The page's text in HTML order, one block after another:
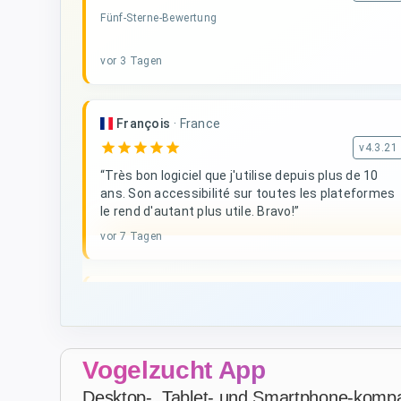
Fünf-Sterne-Bewertung
vor 3 Tagen
François · France
star star star star star v4.3.21
“Très bon logiciel que j'utilise depuis plus de 10
ans. Son accessibilité sur toutes les plateformes
le rend d'autant plus utile. Bravo!”
vor 7 Tagen
starstarstarstarstar v4.3.21
Fünf-Sterne-Bewertung
vor 3 Wochen
Vogelzucht App